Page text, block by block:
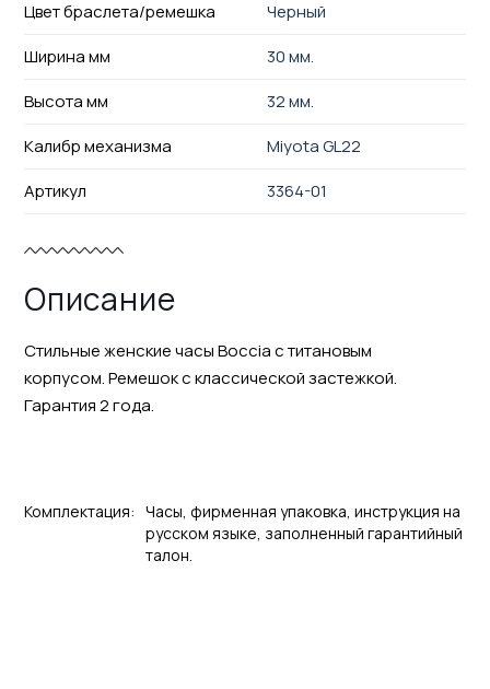
Цвет браслета/ремешка
Черный
Ширина мм
30 мм.
Высота мм
32 мм.
Калибр механизма
Miyota GL22
Артикул
3364-01
Описание
Стильные женские часы Boccia с титановым
корпусом. Ремешок с классической застежкой.
Гарантия 2 года.
Комплектация: Часы, фирменная упаковка, инструкция на
русском языке, заполненный гарантийный
талон.